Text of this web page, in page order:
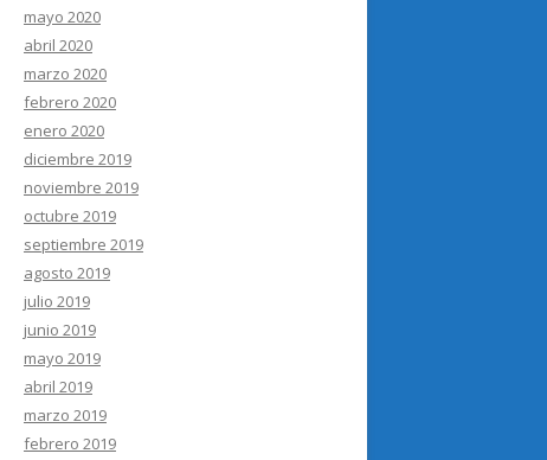
mayo 2020
abril 2020
marzo 2020
febrero 2020
enero 2020
diciembre 2019
noviembre 2019
octubre 2019
septiembre 2019
agosto 2019
julio 2019
junio 2019
mayo 2019
abril 2019
marzo 2019
febrero 2019